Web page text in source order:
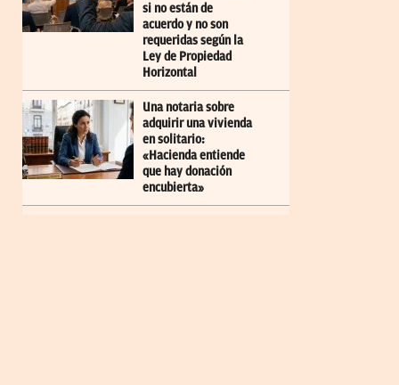
si no están de
acuerdo y no son
requeridas según la
Ley de Propiedad
Horizontal
Una notaria sobre
adquirir una vivienda
en solitario:
«Hacienda entiende
que hay donación
encubierta»